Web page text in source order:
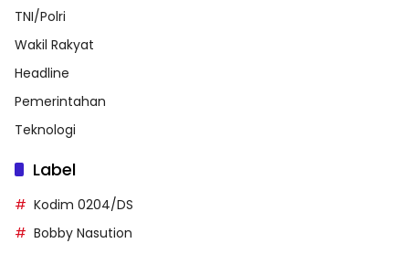
TNI/Polri
Wakil Rakyat
Headline
Pemerintahan
Teknologi
Label
Kodim 0204/DS
Bobby Nasution